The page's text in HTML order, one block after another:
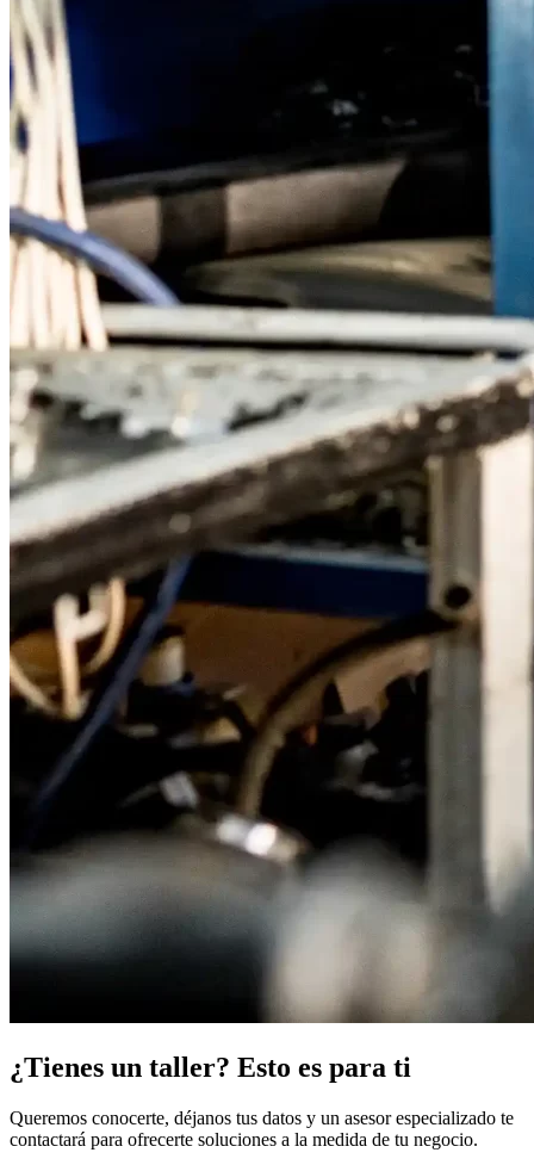
¿Tienes un taller? Esto es para ti
Queremos conocerte, déjanos tus datos y un asesor especializado te
contactará para ofrecerte soluciones a la medida de tu negocio.